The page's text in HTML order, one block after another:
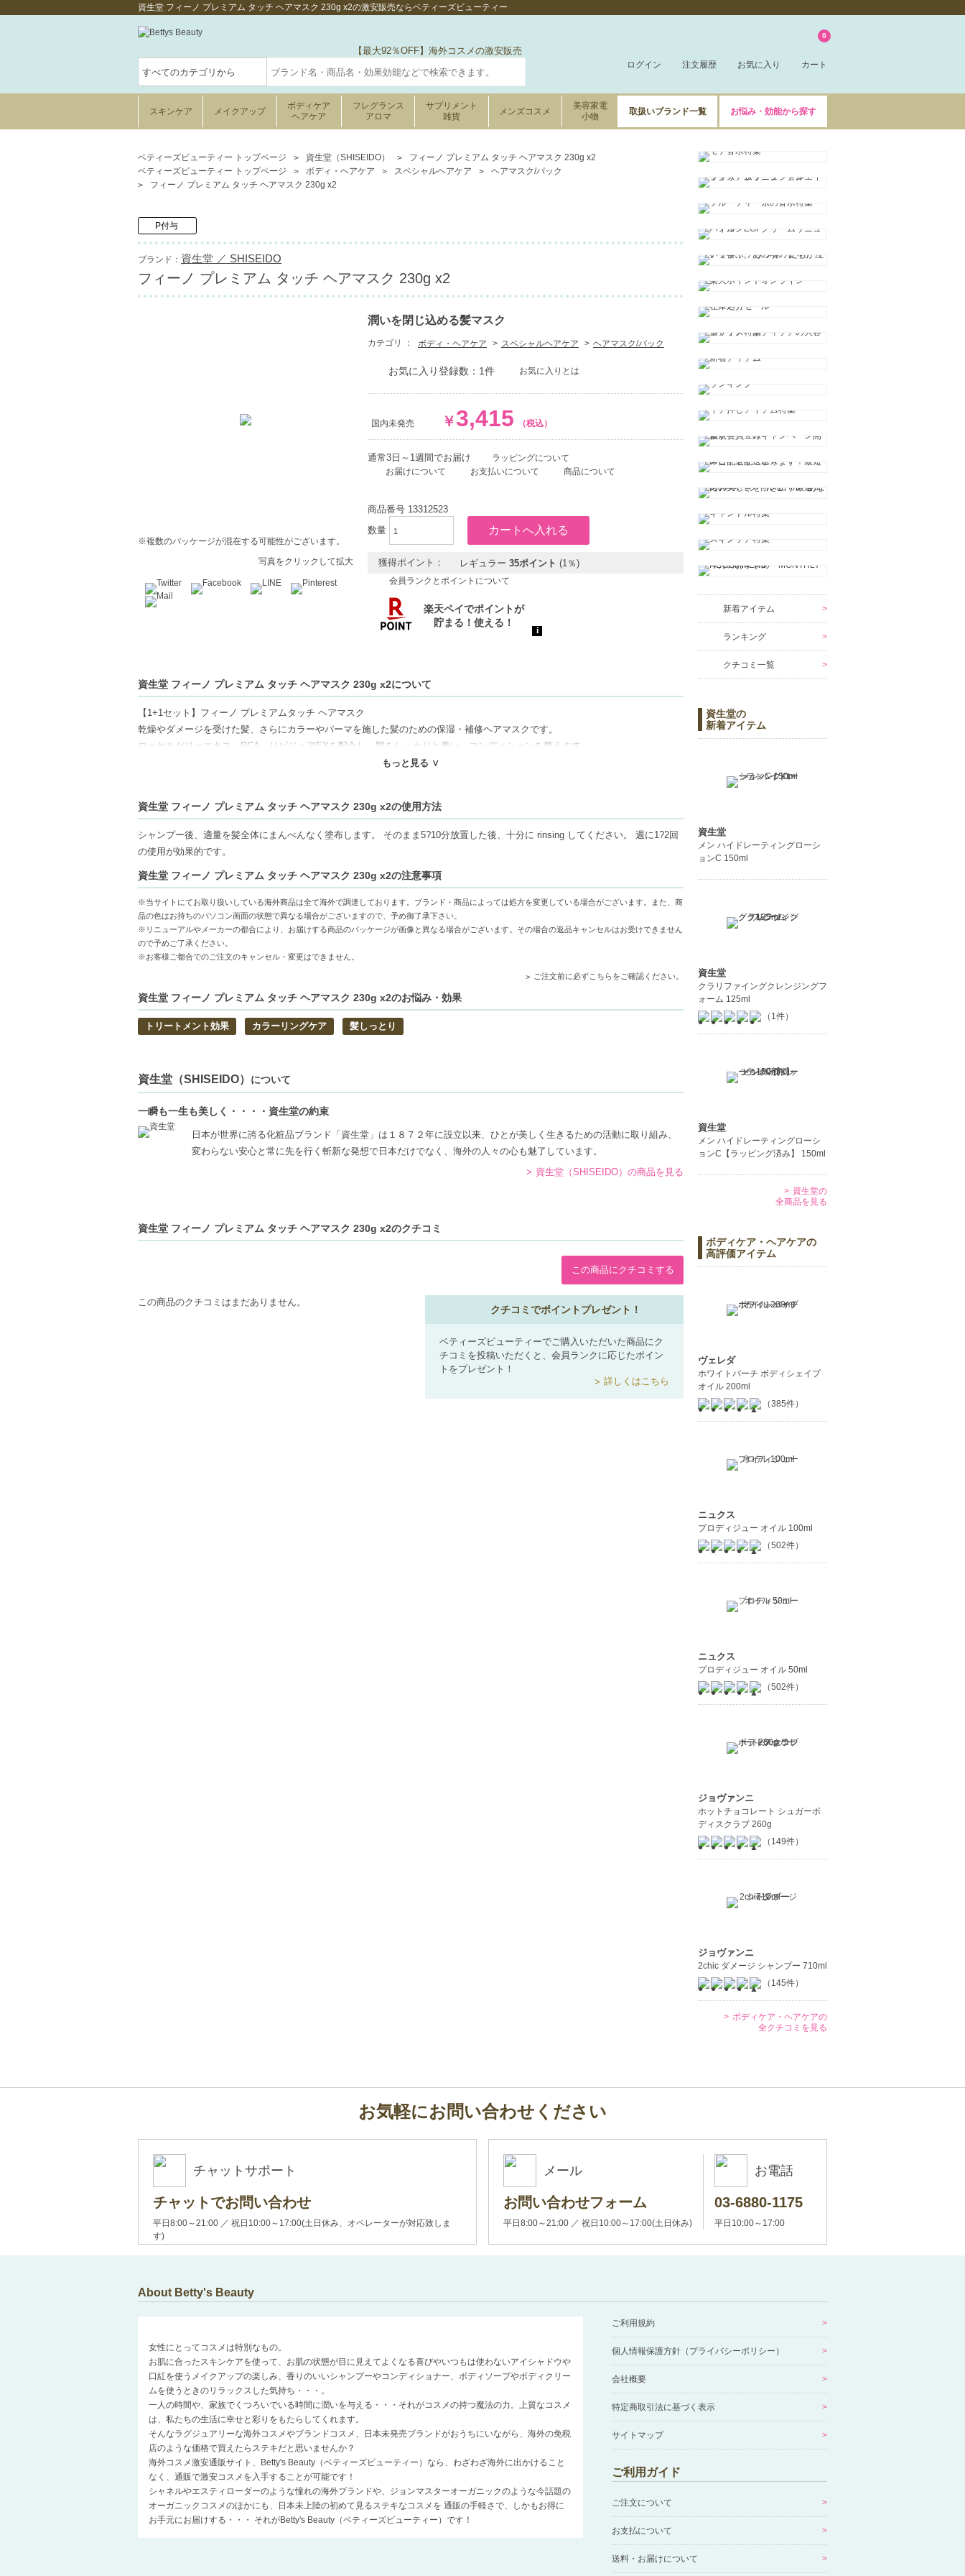
資生堂 フィーノ プレミアム タッチ ヘアマスク 230g x2の激安販売ならベティーズビューティー
【最大92％OFF】海外コスメの激安販売
ログイン 注文履歴 お気に入り カート
0
スキンケア メイクアップ
ボディケア
ヘアケア
フレグランス
アロマ
サプリメント
雑貨
メンズコスメ
美容家電
小物
取扱いブランド一覧 お悩み・効能から探す
ベティーズビューティー トップページ 資生堂（SHISEIDO）
フィーノ プレミアム タッチ ヘアマスク 230g x2
ベティーズビューティー トップページ
ボディ・ヘアケア スペシャルヘアケア
ヘアマスク/パック
フィーノ プレミアム タッチ ヘアマスク 230g x2
P付与
ブランド： 資生堂 ／ SHISEIDO
フィーノ プレミアム タッチ ヘアマスク 230g x2
※複数のパッケージが混在する可能性がございます。
写真をクリックして拡大
潤いを閉じ込める髪マスク
カテゴリ ： ボディ・ヘアケア スペシャルヘアケア ヘアマスク/パック
お気に入り登録数：1件 お気に入りとは
国内未発売 ￥3,415 （税込）
通常3日～1週間でお届け
ラッピングについて
お届けについて
お支払いについて 商品について
商品番号 13312523
数量
獲得ポイント： レギュラー 35ポイント (1％)
会員ランクとポイントについて
資生堂 フィーノ プレミアム タッチ ヘアマスク 230g x2について
【1+1セット】フィーノ プレミアムタッチ ヘアマスク
乾燥やダメージを受けた髪、さらにカラーやパーマを施した髪のための保湿・補修ヘアマスクです。
ローヤルゼリーエキス、PCA、リピジュアEXを配合し、髪をしっかりと養い、コンディションを整えます。
7種類のエッセンスが含まれており、潤いを閉じ込め、折れを防ぎ、長続きする色合いを保ちながら、有害なUVからも守ります。
【ご注意ください】
◇こちらの商品は代引きでの発送ができかねます。代引きでご注文いただいた場合は、コンビニ後払いに変更をさせて頂きます。
コンビニ後払いには、決済代行会社による審査がございます。予めご了承ください。
◇お届け日・お時間帯指定は承っておりません。
◇上記注意書き記載がある商品の合計金額が16666円以上の場合、別途手数料が発生する場合があります。予めご了承ください。
◇1件のご注文でも倉庫が異なる場合や配送用箱の関係で荷物を分割して配送する場合がございます。予めご了承ください。また、
明細書は分割してそれぞれの荷物に同梱されますが手数料等の変更はございませんのでご安心ください。
◇この商品はラッピングができません。
【商品の特徴】
瞬時の浸透-髪一本一本に瞬時に吸収され、軽やかな仕上がりを実現します。
栄養豊富な成分-ロイヤルゼリーエキスなどのエッセンスが髪に栄養を与え、コンディションを整えます。
【こんな方へおすすめ】
乾燥やダメージに悩む髪を持つ方
カラーリングやパーマをしている方
【JAN/UPC:4901872837144】
もっと見る ∨
資生堂 フィーノ プレミアム タッチ ヘアマスク 230g x2の使用方法
シャンプー後、適量を髪全体にまんべんなく塗布します。 そのまま5?10分放置した後、十分に rinsing してください。 週に1?2回
の使用が効果的です。
資生堂 フィーノ プレミアム タッチ ヘアマスク 230g x2の注意事項
※当サイトにてお取り扱いしている海外商品は全て海外で調達しております。ブランド・商品によっては処方を変更している場合がございます。また、商
品の色はお持ちのパソコン画面の状態で異なる場合がございますので、予め御了承下さい。
※リニューアルやメーカーの都合により、お届けする商品のパッケージが画像と異なる場合がございます。その場合の返品キャンセルはお受けできません
ので予めご了承ください。
※お客様ご都合でのご注文のキャンセル・変更はできません。
ご注文前に必ずこちらをご確認ください。
資生堂 フィーノ プレミアム タッチ ヘアマスク 230g x2のお悩み・効果
トリートメント効果 カラーリングケア 髪しっとり
資生堂（SHISEIDO） について
一瞬も一生も美しく・・・・資生堂の約束
日本が世界に誇る化粧品ブランド「資生堂」は１８７２年に設立以来、ひとが美しく生きるための活動に取り組み、
変わらない安心と常に先を行く斬新な発想で日本だけでなく、海外の人々の心も魅了しています。
資生堂（SHISEIDO）の商品を見る
資生堂 フィーノ プレミアム タッチ ヘアマスク 230g x2のクチコミ
この商品にクチコミする
この商品のクチコミはまだありません。
クチコミでポイントプレゼント！
ベティーズビューティーでご購入いただいた商品にク
チコミを投稿いただくと、会員ランクに応じたポイン
トをプレゼント！
詳しくはこちら
新着アイテム
ランキング
クチコミ一覧
資生堂の
新着アイテム
資生堂
メン ハイドレーティングローシ
ョンC 150ml
資生堂
クラリファイングクレンジングフ
ォーム 125ml
（1件）
資生堂
メン ハイドレーティングローシ
ョンC【ラッピング済み】 150ml
資生堂の
全商品を見る
ボディケア・ヘアケアの
高評価アイテム
ヴェレダ
ホワイトバーチ ボディシェイプ
オイル 200ml
（385件）
ニュクス
プロディジュー オイル 100ml
（502件）
ニュクス
プロディジュー オイル 50ml
（502件）
ジョヴァンニ
ホットチョコレート シュガーボ
ディスクラブ 260g
（149件）
ジョヴァンニ
2chic ダメージ シャンプー 710ml
（145件）
ボディケア・ヘアケアの
全クチコミを見る
お気軽にお問い合わせください
チャットサポート
チャットでお問い合わせ
平日8:00～21:00 ／ 祝日10:00～17:00(土日休み、オペレーターが対応致しま
す)
メール
お問い合わせフォーム
平日8:00～21:00 ／ 祝日10:00～17:00(土日休み)
お電話
03-6880-1175
平日10:00～17:00
About Betty's Beauty
女性にとってコスメは特別なもの。
お肌に合ったスキンケアを使って、お肌の状態が目に見えてよくなる喜びやいつもは使わないアイシャドウや
口紅を使うメイクアップの楽しみ、香りのいいシャンプーやコンディショナー、ボディソープやボディクリー
ムを使うときのリラックスした気持ち・・・。
一人の時間や、家族でくつろいでいる時間に潤いを与える・・・それがコスメの持つ魔法の力。上質なコスメ
は、私たちの生活に幸せと彩りをもたらしてくれます。
そんなラグジュアリーな海外コスメやブランドコスメ、日本未発売ブランドがおうちにいながら、海外の免税
店のような価格で買えたらステキだと思いませんか？
海外コスメ激安通販サイト、Betty's Beauty（ベティーズビューティー）なら、わざわざ海外に出かけること
なく、通販で激安コスメを入手することが可能です！
シャネルやエスティローダーのような憧れの海外ブランドや、ジョンマスターオーガニックのような今話題の
オーガニックコスメのほかにも、日本未上陸の初めて見るステキなコスメを 通販の手軽さで、しかもお得に
お手元にお届けする・・・ それがBetty's Beauty（ベティーズビューティー）です！
ご利用規約
個人情報保護方針（プライバシーポリシー）
会社概要
特定商取引法に基づく表示
サイトマップ
ご利用ガイド
ご注文について
お支払について
送料・お届けについて